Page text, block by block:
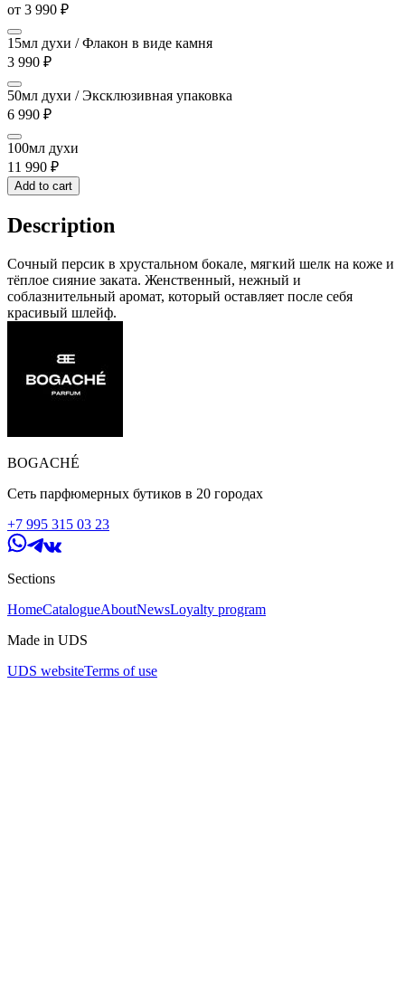
от 3 990 ₽
15мл духи / Флакон в виде камня
3 990 ₽
50мл духи / Эксклюзивная упаковка
6 990 ₽
100мл духи
11 990 ₽
Add to cart
Description
Сочный персик в хрустальном бокале, мягкий шелк на коже и
тёплое сияние заката. Женственный, нежный и
соблазнительный аромат, который оставляет после себя
красивый шлейф.
BOGACHÉ
Сеть парфюмерных бутиков в 20 городах
+7 995 315 03 23
Sections
HomeCatalogueAboutNewsLoyalty program
Made in UDS
UDS websiteTerms of use